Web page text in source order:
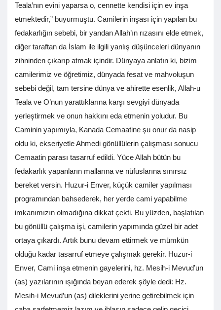
Teala’nın evini yaparsa o, cennette kendisi için ev inşa
etmektedir,” buyurmuştu. Camilerin inşası için yapılan bu
fedakarlığın sebebi, bir yandan Allah’ın rızasını elde etmek,
diğer taraftan da İslam ile ilgili yanlış düşünceleri dünyanın
zihninden çıkarıp atmak içindir. Dünyaya anlatın ki, bizim
camilerimiz ve öğretimiz, dünyada fesat ve mahvoluşun
sebebi değil, tam tersine dünya ve ahirette esenlik, Allah-u
Teala ve O’nun yarattıklarına karşı sevgiyi dünyada
yerleştirmek ve onun hakkını eda etmenin yoludur. Bu
Caminin yapımıyla, Kanada Cemaatine şu onur da nasip
oldu ki, ekseriyetle Ahmedi gönüllülerin çalışması sonucu
Cemaatin parası tasarruf edildi. Yüce Allah bütün bu
fedakarlık yapanların mallarına ve nüfuslarına sınırsız
bereket versin. Huzur-i Enver, küçük camiler yapılması
programından bahsederek, her yerde cami yapabilme
imkanımızın olmadığına dikkat çekti. Bu yüzden, başlatılan
bu gönüllü çalışma işi, camilerin yapımında güzel bir adet
ortaya çıkardı. Artık bunu devam ettirmek ve mümkün
olduğu kadar tasarruf etmeye çalışmak gerekir. Huzur-i
Enver, Cami inşa etmenin gayelerini, hz. Mesih-i Mevud’un
(as) yazılarının ışığında beyan ederek şöyle dedi: Hz.
Mesih-i Mevud’un (as) dileklerini yerine getirebilmek için